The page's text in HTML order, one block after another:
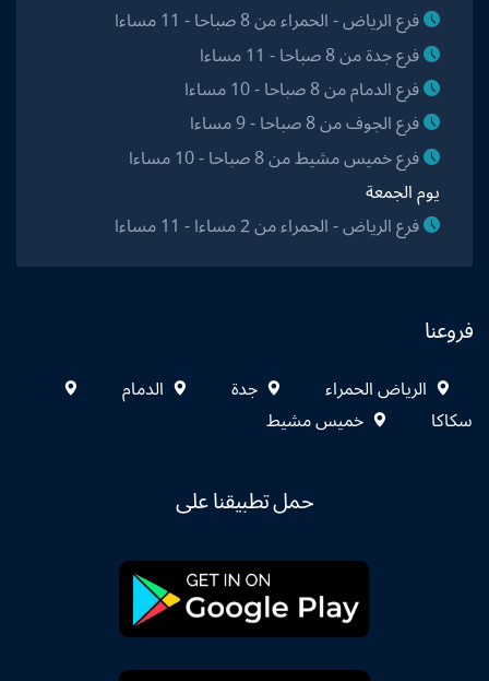
فرع الرياض - الحمراء من 8 صباحا - 11 مساءا
فرع جدة من 8 صباحا - 11 مساءا
فرع الدمام من 8 صباحا - 10 مساءا
فرع الجوف من 8 صباحا - 9 مساءا
فرع خميس مشيط من 8 صباحا - 10 مساءا
يوم الجمعة
فرع الرياض - الحمراء من 2 مساءا - 11 مساءا
فروعنا
الرياض الحمراء جدة
الدمام
سكاكا
خميس مشيط
حمل تطبيقنا على